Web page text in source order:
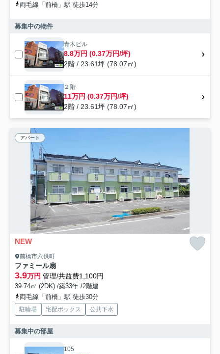
両毛線「前橋」駅 徒歩14分
募集中の物件
青木ビル
8.8万円 (0.37万円/坪)
2階 / 23.61坪 (78.07㎡)
２階
11万円 (0.37万円/坪)
2階 / 23.61坪 (78.07㎡)
アパート
NEW
前橋市六供町
ファミール扇
3.9万円 管理/共益費1,100円
39.74㎡ (2DK) /築33年 /2階建
両毛線「前橋」駅 徒歩30分
駐輪場 宅配ボックス 公共下水
募集中の部屋
105